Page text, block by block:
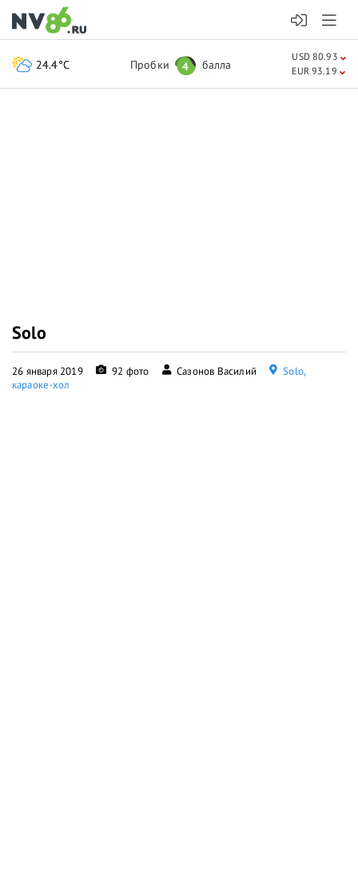
Solo
26 января 2019 92 фото Сазонов Василий
Solo,
караоке-хол
24.4°C Пробки 4 балла
USD 80.93
EUR 93.19